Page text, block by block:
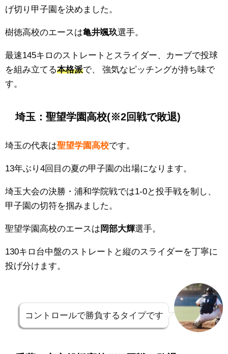
げ切り甲子園を決めました。
樹徳高校のエースは亀井颯玖選手。
最速145キロのストレートとスライダー、
カーブで投球
を組み立てる本格派で、
強気なピッチングが持ち味で
す。
埼玉：聖望学園高校(※2回戦で敗退)
埼玉の代表は聖望学園高校です。
13年ぶり4回目の夏の甲子園の出場になります。
埼玉大会の決勝・浦和学院戦では1-0と投手戦を制し、
甲子園の切符を掴みました。
聖望学園高校のエースは 岡部大輝選手。
130キロ台中盤のストレートと縦のスライダーを丁寧に
投げ分けます。
コントロールで勝負するタイプです